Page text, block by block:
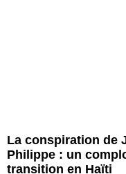
La conspiration de
Philippe : un
transition en Haïti